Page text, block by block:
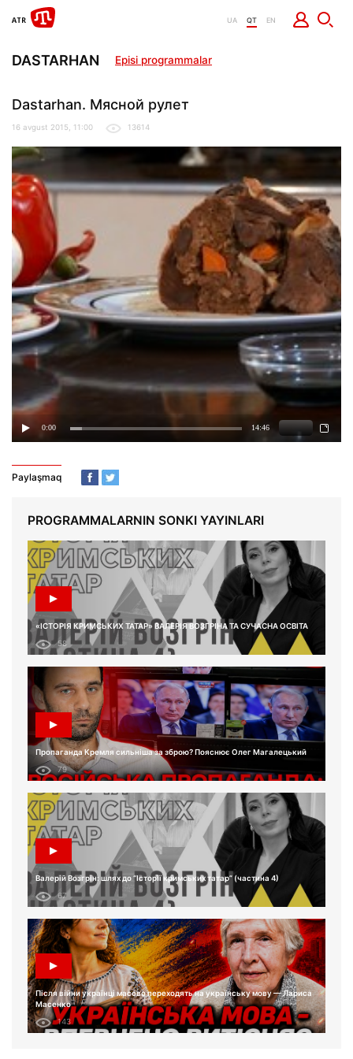
UA QT EN
DASTARHAN Episi programmalar
Dastarhan. Мясной рулет
16 avgust 2015, 11:00 13614
Paylaşmaq
PROGRAMMALARNIN SONKI YAYINLARI
«ІСТОРІЯ КРИМСЬКИХ ТАТАР» ВАЛЕРІЯ ВОЗГРІНА ТА СУЧАСНА ОСВІТА
58
Пропаганда Кремля сильніша за зброю? Пояснює Олег Магалецький
79
Валерій Возгрін: шлях до “Історії кримських татар” (частина 4)
67
Після війни українці масово переходять на українську мову — Лариса
Масенко
143